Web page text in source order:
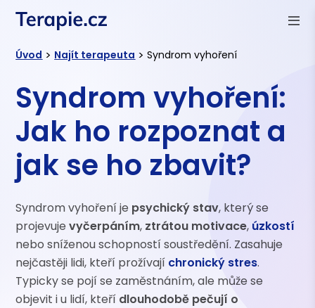
Úvod > Najít terapeuta > Syndrom vyhoření
Syndrom vyhoření:
Jak ho rozpoznat a
jak se ho zbavit?
Syndrom vyhoření je psychický stav, který se
projevujevyčerpáním, ztrátou motivace, úzkostí
nebo sníženou schopností soustředění. Zasahuje
nejčastěji lidi, kteří prožívají chronický stres.
Typicky se pojí se zaměstnáním, ale může se
objevit i u lidí, kteří dlouhodobě pečují o